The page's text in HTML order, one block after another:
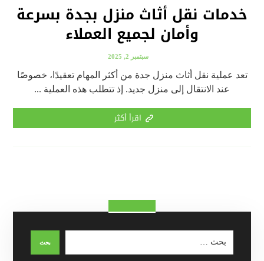
خدمات نقل أثاث منزل بجدة بسرعة
وأمان لجميع العملاء
سبتمبر 2, 2025
تعد عملية نقل أثاث منزل جدة من أكثر المهام تعقيدًا، خصوصًا
عند الانتقال إلى منزل جديد. إذ تتطلب هذه العملية ...
اقرأ أكثر